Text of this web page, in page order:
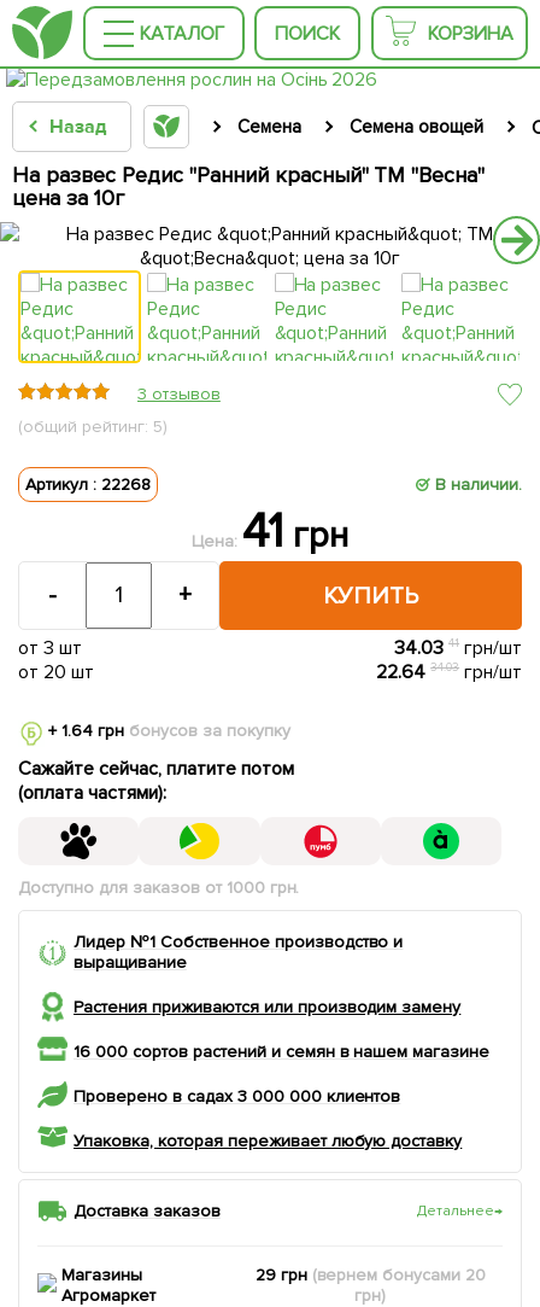
КАТАЛОГ ПОИСК КОРЗИНА
Назад Семена Семена овощей
На развес Редис "Ранний красный" ТМ "Весна"
цена за 10г
3 отзывов
(общий рейтинг: 5)
Артикул : 22268 В наличии.
Цена: 41 грн
КУПИТЬ
- +
от 3 шт 34.0341 грн/шт
от 20 шт
22.6434.03 грн/шт
+ 1.64 грнбонусов за покупку
Сажайте сейчас, платите потом
(оплата частями):
Доступно для заказов от 1000 грн.
Лидер №1 Собственное производство и
выращивание
Растения приживаются или производим замену
16 000 сортов растений и семян в нашем магазине
Проверено в садах 3 000 000 клиентов
Упаковка, которая переживает любую доставку
Доставка заказов Детальнее→
Магазины
Агромаркет
29 грн (вернем бонусами 20
грн)